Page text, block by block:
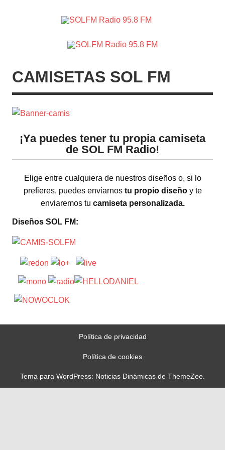
Crevillente, Radio en Vega Baja y Radio en el Medio
Vinalopó
CAMISETAS SOL FM
¡Ya puedes tener tu propia camiseta
de SOL FM Radio!
Elige entre cualquiera de nuestros diseños o, si lo
prefieres, puedes enviarnos tu propio diseño y te
enviaremos tu camiseta personalizada.
Diseños SOL FM:
Política de privacidad
Política de cookies
Tema para WordPress: Noticias Dinámicas de ThemeZee.